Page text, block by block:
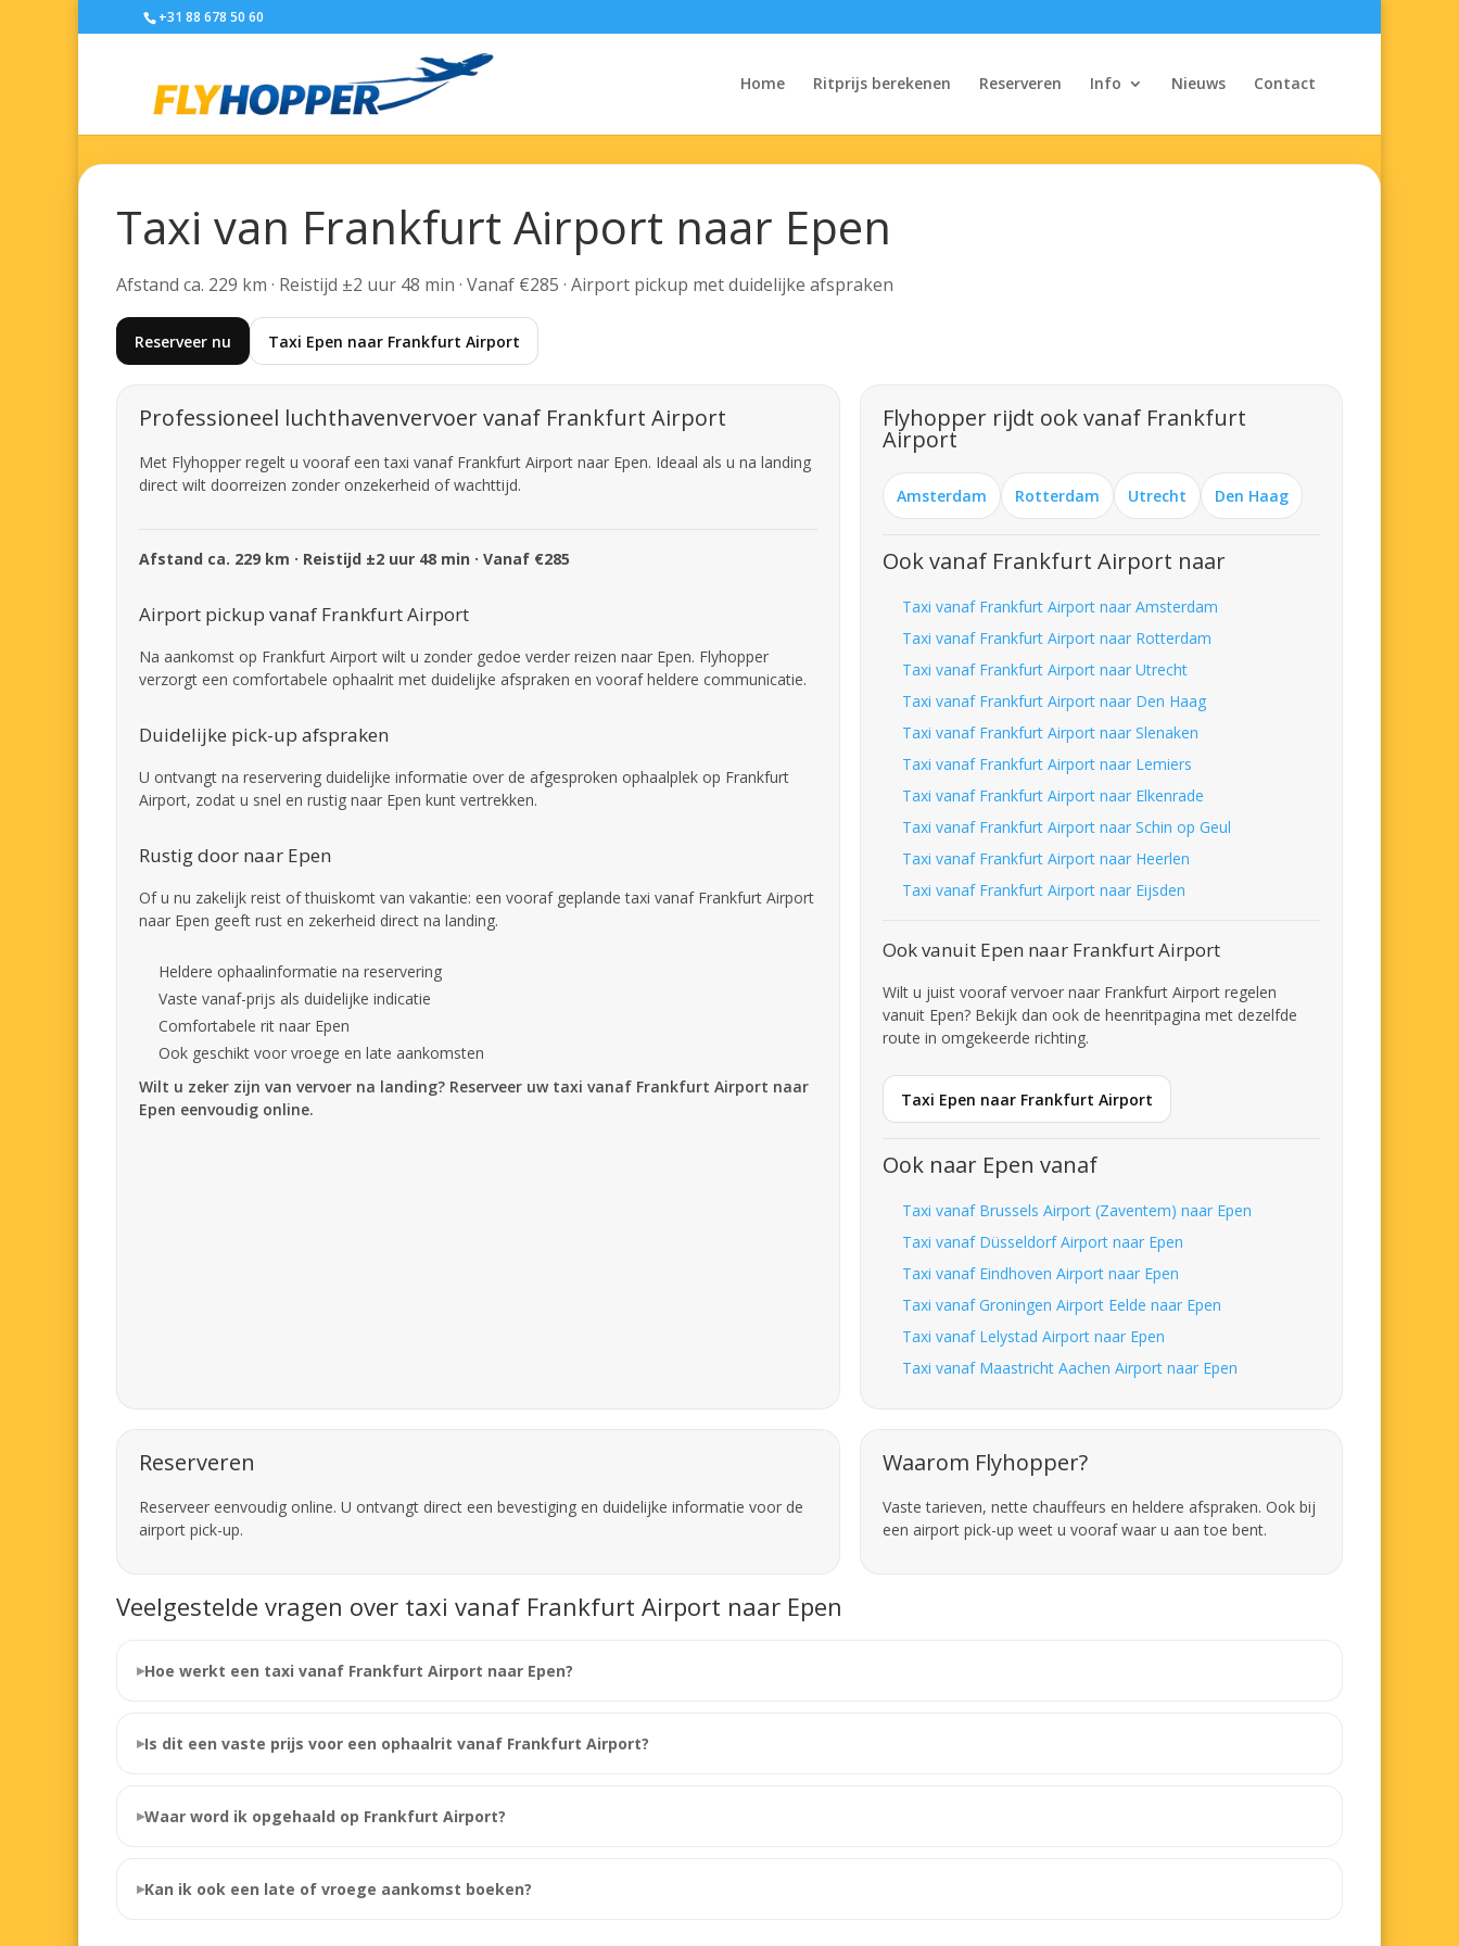
+31 88 678 50 60
Home Ritprijs berekenen Reserveren Info Nieuws Contact
Taxi van Frankfurt Airport naar Epen
Afstand ca. 229 km · Reistijd ±2 uur 48 min · Vanaf €285 · Airport pickup met duidelijke afspraken
Reserveer nu Taxi Epen naar Frankfurt Airport
Professioneel luchthavenvervoer vanaf Frankfurt Airport
Met Flyhopper regelt u vooraf een taxi vanaf Frankfurt Airport naar Epen. Ideaal als u na landing
direct wilt doorreizen zonder onzekerheid of wachttijd.
Afstand ca. 229 km · Reistijd ±2 uur 48 min · Vanaf €285
Airport pickup vanaf Frankfurt Airport
Na aankomst op Frankfurt Airport wilt u zonder gedoe verder reizen naar Epen. Flyhopper
verzorgt een comfortabele ophaalrit met duidelijke afspraken en vooraf heldere communicatie.
Duidelijke pick-up afspraken
U ontvangt na reservering duidelijke informatie over de afgesproken ophaalplek op Frankfurt
Airport, zodat u snel en rustig naar Epen kunt vertrekken.
Rustig door naar Epen
Of u nu zakelijk reist of thuiskomt van vakantie: een vooraf geplande taxi vanaf Frankfurt Airport
naar Epen geeft rust en zekerheid direct na landing.
Heldere ophaalinformatie na reservering
Vaste vanaf-prijs als duidelijke indicatie
Comfortabele rit naar Epen
Ook geschikt voor vroege en late aankomsten
Wilt u zeker zijn van vervoer na landing? Reserveer uw taxi vanaf Frankfurt Airport naar
Epen eenvoudig online.
Flyhopper rijdt ook vanaf Frankfurt
Airport
Amsterdam Rotterdam Utrecht Den Haag
Ook vanaf Frankfurt Airport naar
Taxi vanaf Frankfurt Airport naar Amsterdam
Taxi vanaf Frankfurt Airport naar Rotterdam
Taxi vanaf Frankfurt Airport naar Utrecht
Taxi vanaf Frankfurt Airport naar Den Haag
Taxi vanaf Frankfurt Airport naar Slenaken
Taxi vanaf Frankfurt Airport naar Lemiers
Taxi vanaf Frankfurt Airport naar Elkenrade
Taxi vanaf Frankfurt Airport naar Schin op Geul
Taxi vanaf Frankfurt Airport naar Heerlen
Taxi vanaf Frankfurt Airport naar Eijsden
Ook vanuit Epen naar Frankfurt Airport
Wilt u juist vooraf vervoer naar Frankfurt Airport regelen
vanuit Epen? Bekijk dan ook de heenritpagina met dezelfde
route in omgekeerde richting.
Taxi Epen naar Frankfurt Airport
Ook naar Epen vanaf
Taxi vanaf Brussels Airport (Zaventem) naar Epen
Taxi vanaf Düsseldorf Airport naar Epen
Taxi vanaf Eindhoven Airport naar Epen
Taxi vanaf Groningen Airport Eelde naar Epen
Taxi vanaf Lelystad Airport naar Epen
Taxi vanaf Maastricht Aachen Airport naar Epen
Reserveren
Reserveer eenvoudig online. U ontvangt direct een bevestiging en duidelijke informatie voor de
airport pick-up.
Waarom Flyhopper?
Vaste tarieven, nette chauffeurs en heldere afspraken. Ook bij
een airport pick-up weet u vooraf waar u aan toe bent.
Veelgestelde vragen over taxi vanaf Frankfurt Airport naar Epen
Hoe werkt een taxi vanaf Frankfurt Airport naar Epen?
Is dit een vaste prijs voor een ophaalrit vanaf Frankfurt Airport?
Waar word ik opgehaald op Frankfurt Airport?
Kan ik ook een late of vroege aankomst boeken?